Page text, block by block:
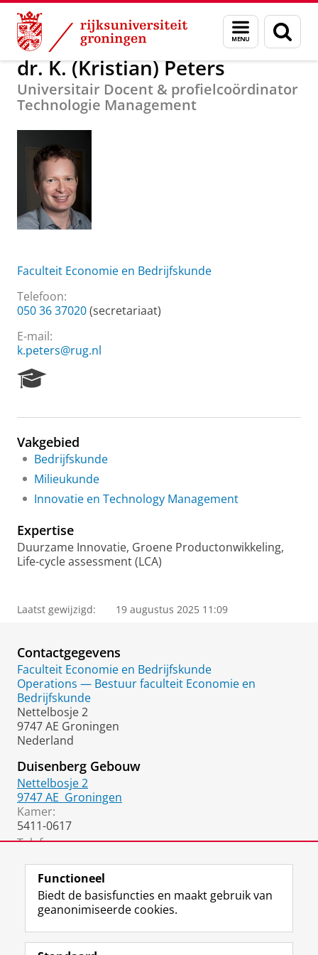
Skip
Content
Skip
Navigation
Menu
en
zoeken
Over ons dr. K. (Kristian) Peters
dr. K. (Kristian) Peters
Universitair Docent & profielcoördinator
Technologie Management
Faculteit Economie en Bedrijfskunde
Telefoon:
050 36 37020(secretariaat)
E-mail:
k.peters@rug.nl
e
r
c
h
o
t
a
l
Vakgebied
Bedrijfskunde
Milieukunde
Innovatie en Technology Management
Expertise
Duurzame Innovatie, Groene Productonwikkeling,
Life-cycle assessment (LCA)
Laatst gewijzigd: 19 augustus 2025 11:09
Contactgegevens
Faculteit Economie en Bedrijfskunde
Operations — Bestuur faculteit Economie en
Bedrijfskunde
Nettelbosje 2
9747 AE Groningen
Nederland
Duisenberg Gebouw
Nettelbosje 2
9747 AE Groningen
Kamer:
5411-0617
Telefoon:
Volg de RUG
F
a
L
i
R
S
I
n
Y
o
Functioneel
Biedt de basisfuncties en maakt gebruik van
geanonimiseerde cookies.